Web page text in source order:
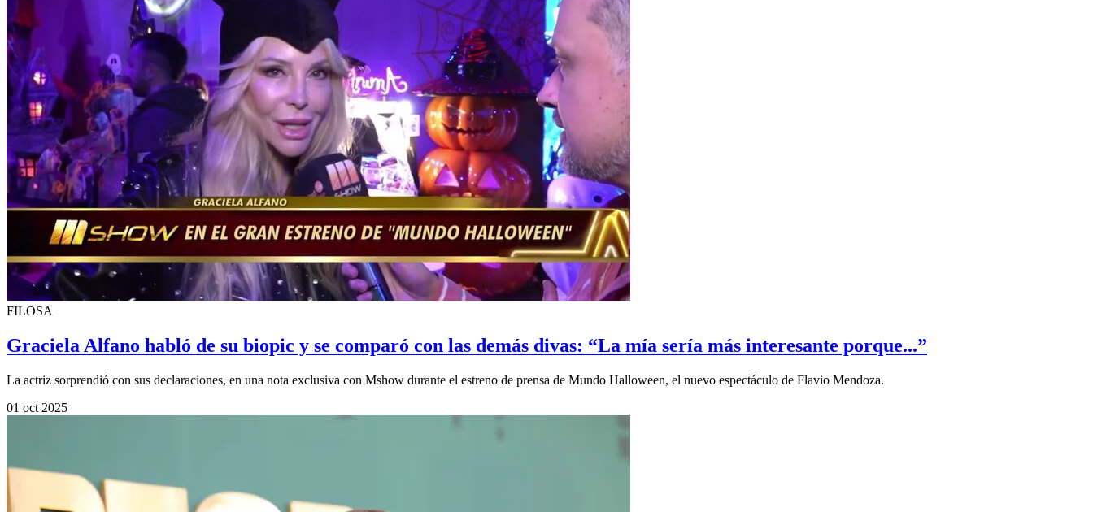
FILOSA
Graciela Alfano habló de su biopic y se comparó con las demás divas: “La mía sería más interesante porque...”
La actriz sorprendió con sus declaraciones, en una nota exclusiva con Mshow durante el estreno de prensa de Mundo Halloween, el nuevo espectáculo de Flavio Mendoza.
01 oct 2025